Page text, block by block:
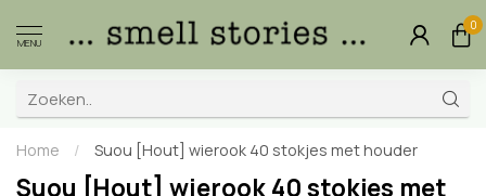
MENU
0
Home / Suou [Hout] wierook 40 stokjes met houder
Suou [Hout] wierook 40 stokjes met